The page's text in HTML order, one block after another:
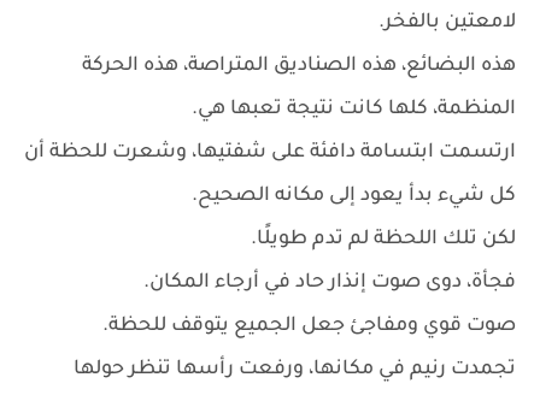
لامعتين بالفخر.
هذه البضائع، هذه الصناديق المتراصة، هذه الحركة
المنظمة، كلها كانت نتيجة تعبها هي.
ارتسمت ابتسامة دافئة على شفتيها، وشعرت للحظة أن
كل شيء بدأ يعود إلى مكانه الصحيح.
لكن تلك اللحظة لم تدم طويلًا.
فجأة، دوى صوت إنذار حاد في أرجاء المكان.
صوت قوي ومفاجئ جعل الجميع يتوقف للحظة.
تجمدت رنيم في مكانها، ورفعت رأسها تنظر حولها